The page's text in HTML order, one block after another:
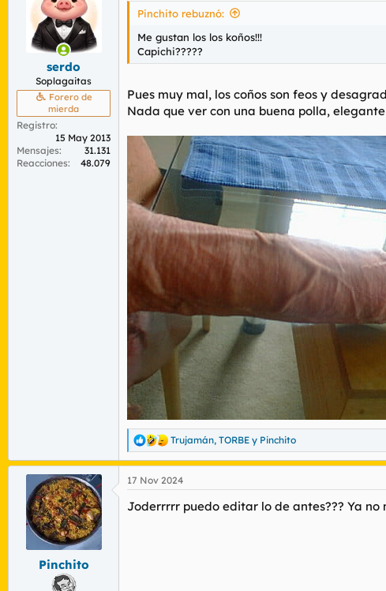
serdo
Soplagaitas
Forero de
mierda
Registro
15 May 2013
Mensajes
31.131
Reacciones
48.079
Pinchito rebuznó:
Me gustan los los koños!!!
Capichi?????
Pues muy mal, los coños son feos y
Nada que ver con una buena polla,
R
e
a
c
i
Trujamán, TORBE y Pinchito
Pinchito
17 Nov 2024
Joderrrrr puedo editar lo de antes??? Ya